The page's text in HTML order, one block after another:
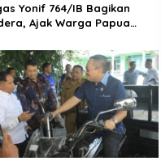
Yonif 764/IB Bagikan
Ajak Warga Papua